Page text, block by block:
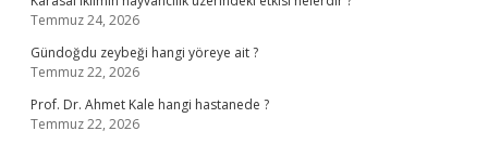
Temmuz 24, 2026
Gündoğdu zeybeği hangi yöreye ait ?
Temmuz 22, 2026
Prof. Dr. Ahmet Kale hangi hastanede ?
Temmuz 22, 2026